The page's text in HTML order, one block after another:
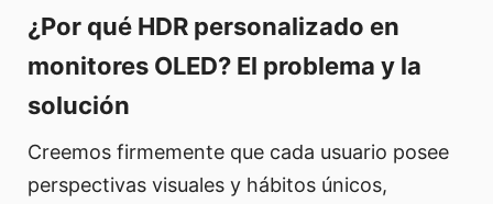
¿Por qué HDR personalizado en
monitores OLED? El problema y la
solución
Creemos firmemente que cada usuario posee
perspectivas visuales y hábitos únicos,